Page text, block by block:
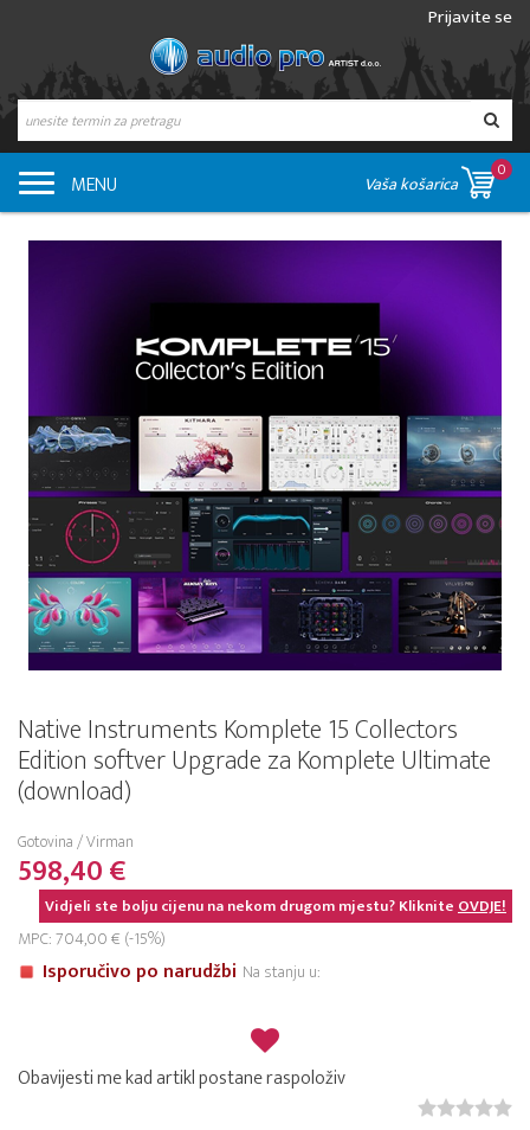
Prijavite se
MENU Vaša košarica
0
Native Instruments Komplete 15 Collectors
Edition softver Upgrade za Komplete Ultimate
(download)
Gotovina / Virman
598,40 €
Vidjeli ste bolju cijenu na nekom drugom mjestu? KlikniteOVDJE!
MPC: 704,00 € (-15%)
Isporučivo po narudžbi Na stanju u:
Obavijesti me kad artikl postane raspoloživ